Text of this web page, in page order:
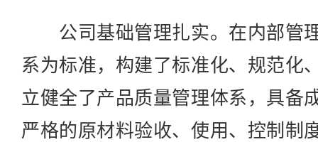
公司基础管理扎实。在内部管
系为标准，构建了标准化、规范化
立健全了产品质量管理体系，具备
严格的原材料验收、使用、控制制